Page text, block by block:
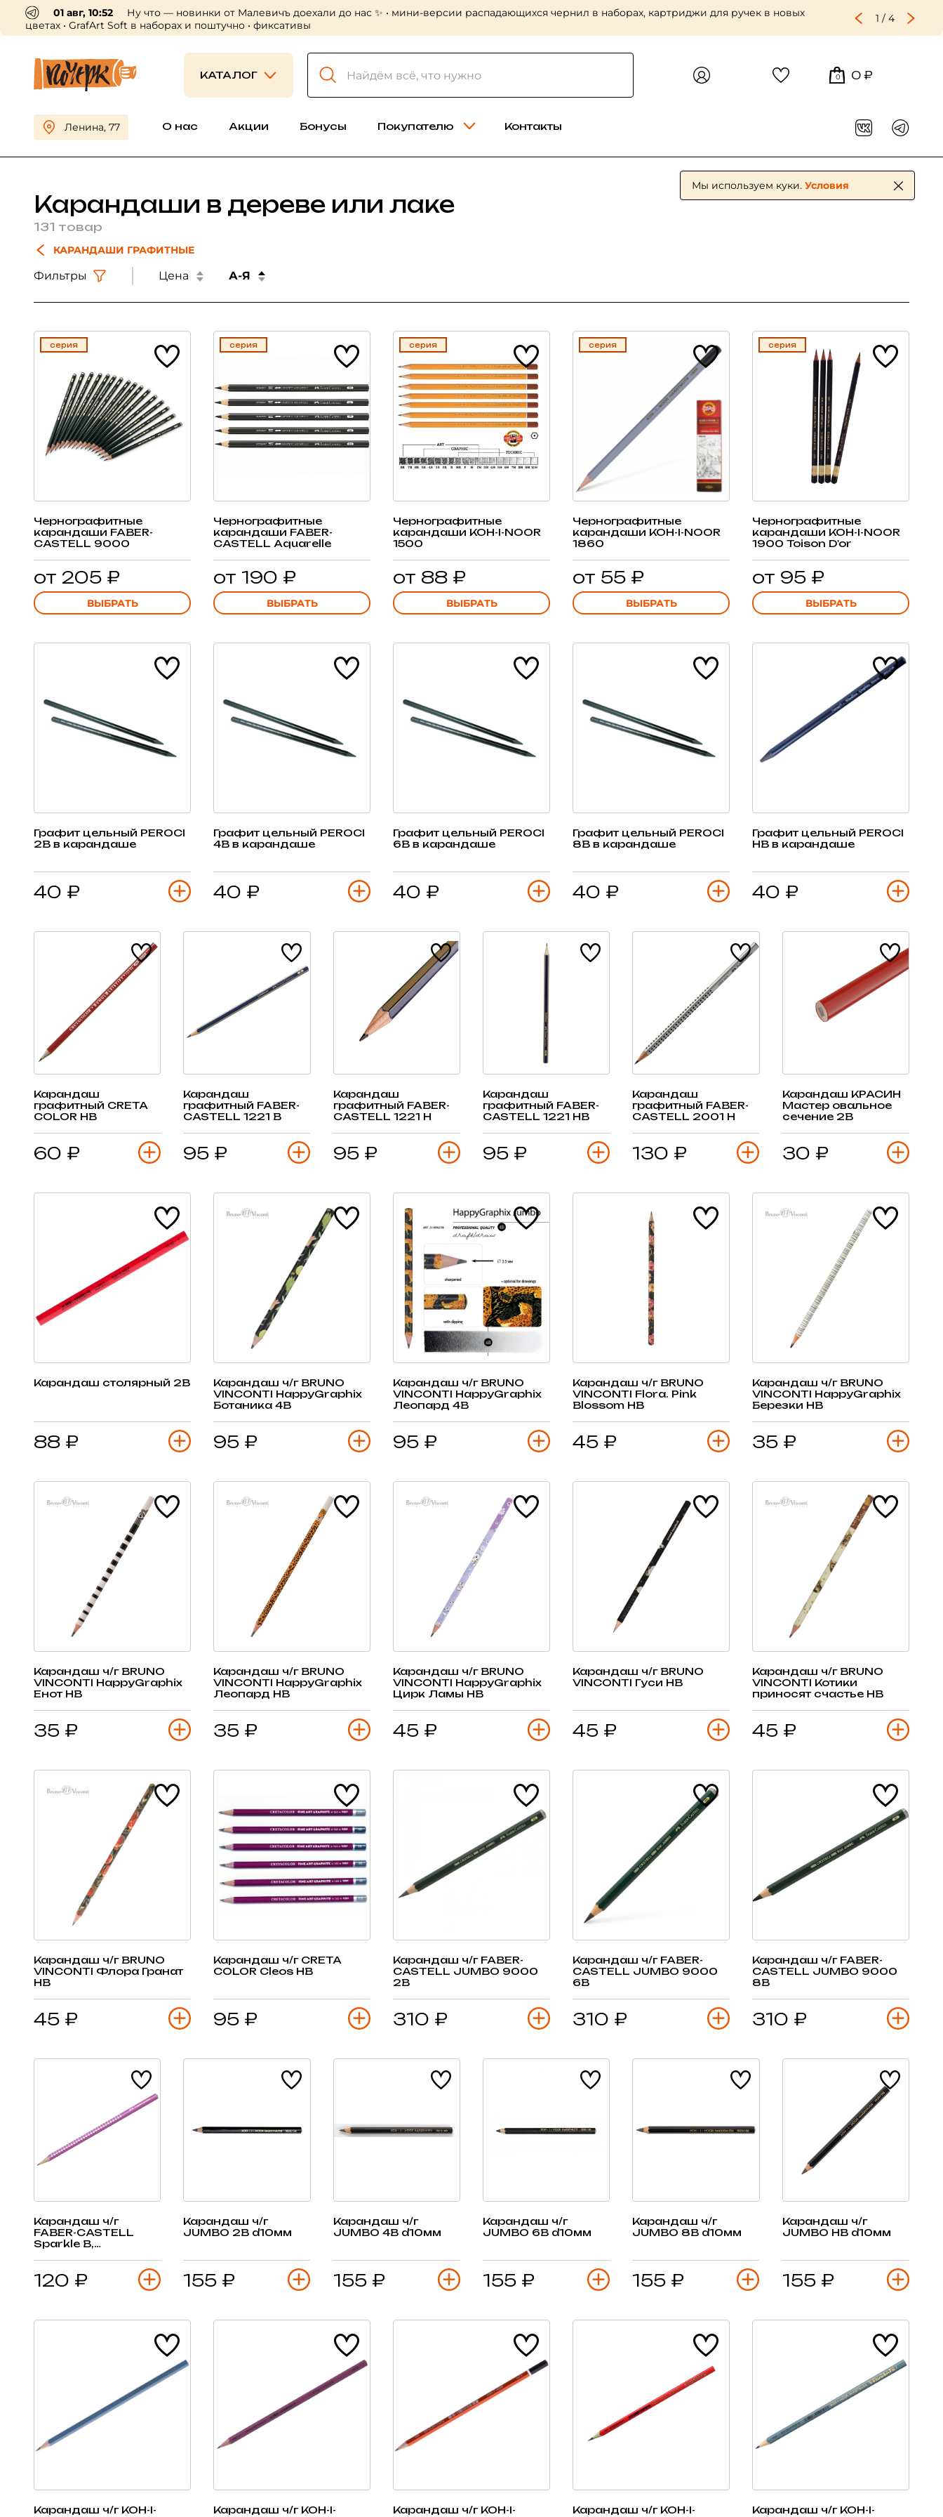
30 июл, 16:56
Пришли профессиональные холсты Холст-мастер! Много больших форматов, в том числе лён крупного и репинского зерна —
приходите выбирать 😍
2 /4
КАТАЛОГ 0 0 ₽
Ленина, 77 О нас Акции Бонусы Покупателю Контакты
Карандаши в дереве или лаке
131 товар
КАРАНДАШИ ГРАФИТНЫЕ
Фильтры Цена А-Я
серия
Чернографитные
карандаши FABER-
CASTELL 9000
от 205 ₽
ВЫБРАТЬ
серия
Чернографитные
карандаши FABER-
CASTELL Aquarelle
от 190 ₽
ВЫБРАТЬ
серия
Чернографитные
карандаши KOH-I-NOOR
1500
от 88 ₽
ВЫБРАТЬ
серия
Чернографитные
карандаши KOH-I-NOOR
1860
от 55 ₽
ВЫБРАТЬ
серия
Чернографитные
карандаши KOH-I-NOOR
1900 Toison D'or
от 95 ₽
ВЫБРАТЬ
Графит цельный PEROCI
2B в карандаше
40 ₽
Графит цельный PEROCI
4B в карандаше
40 ₽
Графит цельный PEROCI
6B в карандаше
40 ₽
Графит цельный PEROCI
8B в карандаше
40 ₽
Графит цельный PEROCI
HB в карандаше
40 ₽
Карандаш
графитный CRETA
COLOR HB
60 ₽
Карандаш
графитный FABER-
CASTELL 1221 B
95 ₽
Карандаш
графитный FABER-
CASTELL 1221 H
95 ₽
Карандаш
графитный FABER-
CASTELL 1221 HB
95 ₽
Карандаш
графитный FABER-
CASTELL 2001 H
130 ₽
Карандаш КРАСИН
Мастер овальное
сечение 2В
30 ₽
Карандаш столярный 2В
88 ₽
Карандаш ч/г BRUNO
VINCONTI HappyGraphix
Ботаника 4B
95 ₽
Карандаш ч/г BRUNO
VINCONTI HappyGraphix
Леопард 4B
95 ₽
Карандаш ч/г BRUNO
VINCONTI Flora. Pink
Blossom HB
45 ₽
Карандаш ч/г BRUNO
VINCONTI HappyGraphix
Березки HB
35 ₽
Карандаш ч/г BRUNO
VINCONTI HappyGraphix
Енот HB
35 ₽
Карандаш ч/г BRUNO
VINCONTI HappyGraphix
Леопард HB
35 ₽
Карандаш ч/г BRUNO
VINCONTI HappyGraphix
Цирк Ламы HB
45 ₽
Карандаш ч/г BRUNO
VINCONTI Гуси HB
45 ₽
Карандаш ч/г BRUNO
VINCONTI Котики
приносят счастье HB
45 ₽
Карандаш ч/г BRUNO
VINCONTI Флора Гранат
HB
45 ₽
Карандаш ч/г CRETA
COLOR Cleos HB
95 ₽
Карандаш ч/г FABER-
CASTELL JUMBO 9000
2B
310 ₽
Карандаш ч/г FABER-
CASTELL JUMBO 9000
6B
310 ₽
Карандаш ч/г FABER-
CASTELL JUMBO 9000
8B
310 ₽
Карандаш ч/г
FABER-CASTELL
Sparkle B,
120 ₽
Карандаш ч/г
JUMBO 2В d10мм
155 ₽
Карандаш ч/г
JUMBO 4В d10мм
155 ₽
Карандаш ч/г
JUMBO 6В d10мм
155 ₽
Карандаш ч/г
JUMBO 8В d10мм
155 ₽
Карандаш ч/г
JUMBO HВ d10мм
155 ₽
Карандаш ч/г KOH-I-
Карандаш ч/г KOH-I-
Карандаш ч/г KOH-I-
Карандаш ч/г KOH-I-
Карандаш ч/г KOH-I-
Мы используем куки. Условия